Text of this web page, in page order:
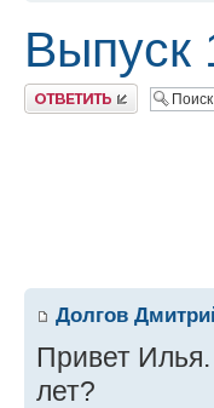
Ответить
Долгов
Привет Илья.
лет?